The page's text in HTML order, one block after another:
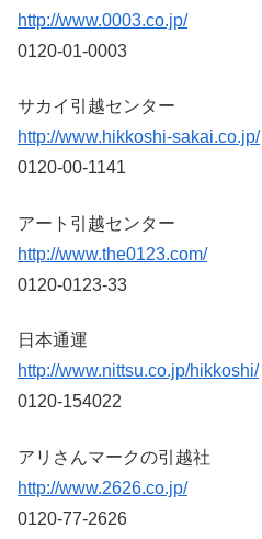
http://www.0003.co.jp/
0120-01-0003
サカイ引越センター
http://www.hikkoshi-sakai.co.jp/
0120-00-1141
アート引越センター
http://www.the0123.com/
0120-0123-33
日本通運
http://www.nittsu.co.jp/hikkoshi/
0120-154022
アリさんマークの引越社
http://www.2626.co.jp/
0120-77-2626